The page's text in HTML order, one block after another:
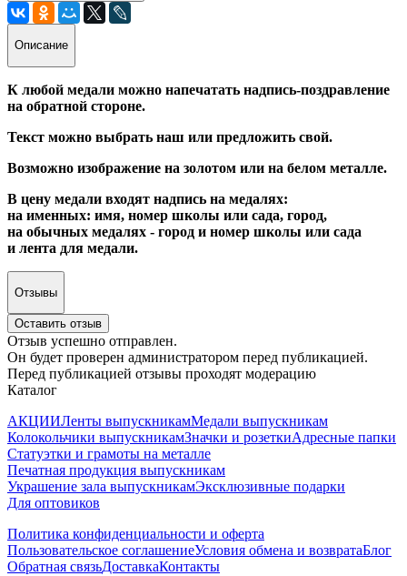
Описание
К любой медали можно напечатать надпись-поздравление
на обратной стороне.
Текст можно выбрать наш или предложить свой.
Возможно изображение на золотом или на белом металле.
В цену медали входят надпись на медалях:
на именных: имя, номер школы или сада, город,
на обычных медалях - город и номер школы или сада
и лента для медали.
Отзывы
Оставить отзыв
Отзыв успешно отправлен.
Он будет проверен администратором перед публикацией.
Перед публикацией отзывы проходят модерацию
Каталог
АКЦИИЛенты выпускникамМедали выпускникам
Колокольчики выпускникамЗначки и розеткиАдресные папки
Статуэтки и грамоты на металле
Печатная продукция выпускникам
Украшение зала выпускникамЭксклюзивные подарки
Для оптовиков
Политика конфиденциальности и оферта
Пользовательское соглашениеУсловия обмена и возвратаБлог
Обратная связьДоставкаКонтакты